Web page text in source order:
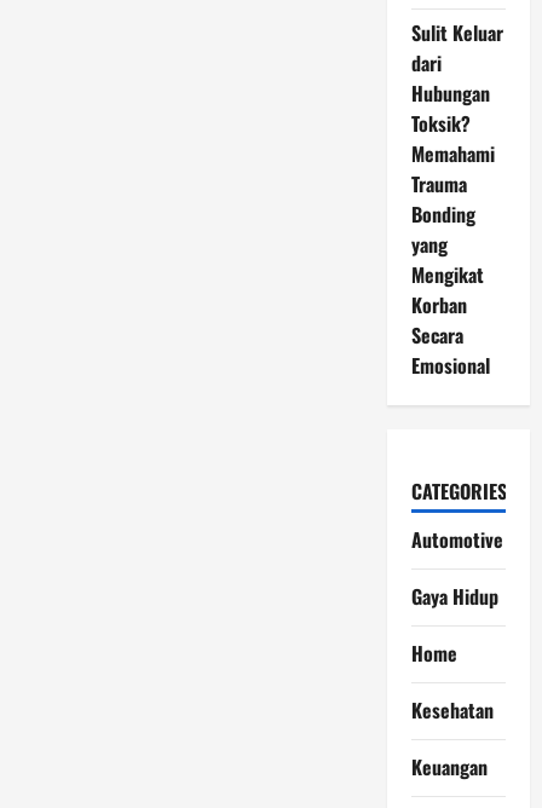
Sulit Keluar
dari
Hubungan
Toksik?
Memahami
Trauma
Bonding
yang
Mengikat
Korban
Secara
Emosional
CATEGORIES
Automotive
Gaya Hidup
Home
Kesehatan
Keuangan